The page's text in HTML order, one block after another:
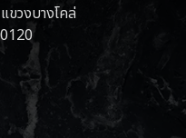
ขวงบางโคล่